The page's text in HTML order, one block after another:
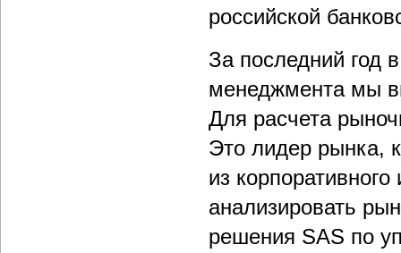
российской
За последний год
менеджмента мы
Для расчета
Это лидер рынка,
из
анализировать
решения SAS по